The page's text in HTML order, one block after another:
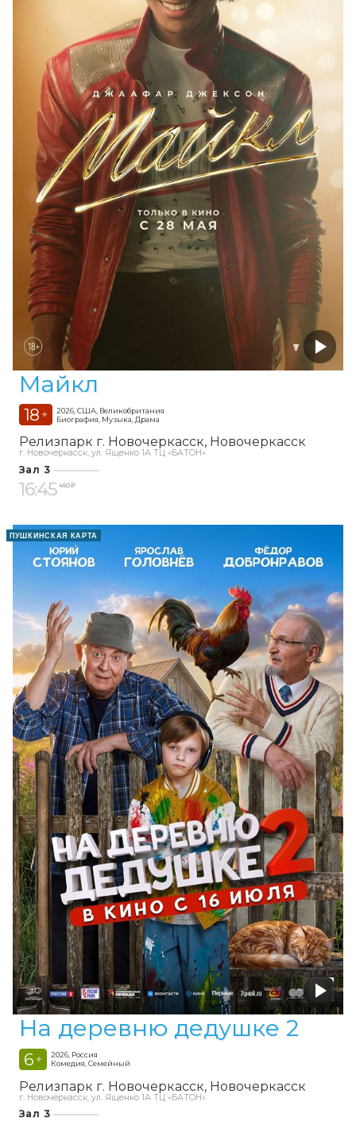
Майкл
18 +
2026, США, Великобритания
Биография, Музыка, Драма
Релизпарк г. Новочеркасск Новочеркасск
г. Новочеркасск, ул. Ященко 1А ТЦ «БАТОН»
Зал 3
16:45 450 ₽
ПУШКИНСКАЯ КАРТА
На деревню дедушке 2
6 +
2026, Россия
Комедия, Семейный
Релизпарк г. Новочеркасск Новочеркасск
г. Новочеркасск, ул. Ященко 1А ТЦ «БАТОН»
Зал 3